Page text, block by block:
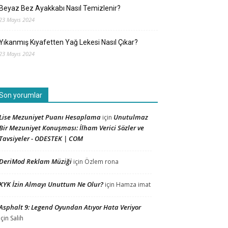
Bez Ayakkabı Nasıl Temizlenir?
Mayıs 2024
Kıyafetten Yağ Lekesi Nasıl Çıkar?
Mayıs 2024
yorumlar
Mezuniyet Puanı Hesaplama için Unutulmaz
Mezuniyet Konuşması: İlham Verici Sözler ve
- ODESTEK | COM
Reklam Müziği için Özlem rona
İzin Almayı Unuttum Ne Olur? için Hamza imat
9: Legend Oyundan Atıyor Hata Veriyor
Salih